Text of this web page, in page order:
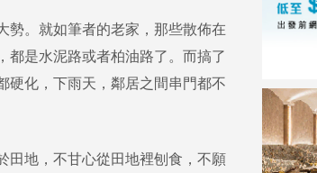
。就如筆者的老家，那些散佈在
都是水泥路或者柏油路了。而搞了
硬化，下雨天，鄰居之間串門都不
地，不甘心從田地裡刨食，不願